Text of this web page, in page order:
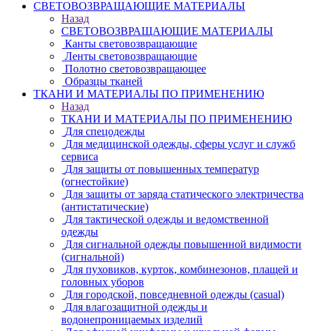
СВЕТОВОЗВРАЩАЮЩИЕ МАТЕРИАЛЫ
Назад
СВЕТОВОЗВРАЩАЮЩИЕ МАТЕРИАЛЫ
Канты световозвращающие
Ленты световозвращающие
Полотно световозвращающее
Образцы тканей
ТКАНИ И МАТЕРИАЛЫ ПО ПРИМЕНЕНИЮ
Назад
ТКАНИ И МАТЕРИАЛЫ ПО ПРИМЕНЕНИЮ
Для спецодежды
Для медицинской одежды, сферы услуг и служб
сервиса
Для защиты от повышенных температур
(огнестойкие)
Для защиты от заряда статического электричества
(антистатические)
Для тактической одежды и ведомственной
одежды
Для сигнальной одежды повышенной видимости
(сигнальной)
Для пуховиков, курток, комбинезонов, плащей и
головных уборов
Для городской, повседневной одежды (casual)
Для влагозащитной одежды и
водонепроницаемых изделий